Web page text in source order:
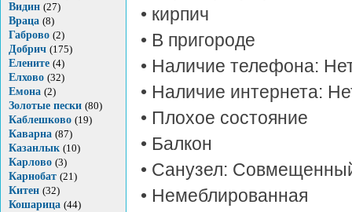
Видин (27)
Враца (8)
Габрово (2)
Добрич (175)
Елените (4)
Елхово (32)
Емона (2)
Золотые пески (80)
Каблешково (19)
Каварна (87)
Казанлык (10)
Карлово (3)
Карнобат (21)
Китен (32)
Кошарица (44)
• кирпич
• В пригороде
• Наличие телефона:
• Наличие интернета:
• Плохое состояние
• Балкон
• Санузел:
• Немеблированная